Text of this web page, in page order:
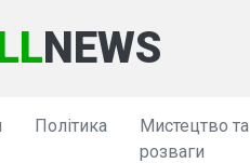
NEWS
Політика
Мистецтво та
розваги